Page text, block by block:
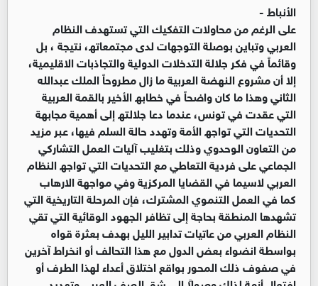
الأنباط -
على الرغم من محاولات التفكیك التي تستھدف النظام
العربي وتباین بوصلة التوجھات لدى مجتمعاتھ، نتیجة ، بل
وقائماً في فكر جلالة التدخلات الدولیة والتجاذبات الاقلیمیة،
إلا أن مشروع النھضة العربیة ما زال مطروحاً الملك عبدالله
الثاني وھذا ما كان واضحاً في خطابھ الأخیر بالقمة العربیة
التي عقدت في تونس، عندما دعا جلالتھ إلى أھمیة مجابھة
التحدیات التي تواجھ الأمة وتھدد حالة السلم فیھا، عبر مزید
من التعاون الوحدوي وذلك بتغلیب آلیات العمل التشاركي
الجماعي على فردیة التعاطي مع التحدیات التي تواجھ النظام
العربي لاسیما في القضایا المركزیة وفي مواجھة الارھاب
كما في العمل التنموي المشترك، فإن المرحلة التاریخیة التي
تشھدھا المنطقة بحاجة إلى تظافر الجھود الوقائیة التي تقي
النظام العربي من عاتیات تدابیر اللیل بھدف بعثرة قواه
بواسطة انضواء بعض الدول مع ھذا التحالف أو انخراط آخرین
في صفوف ذلك المحور بواقع اختلاق أعداء لھذا الطرف أو